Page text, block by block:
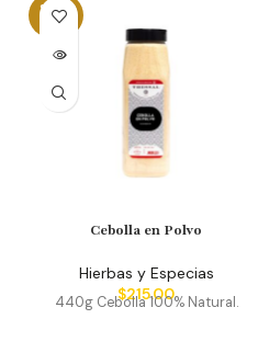
SOLD
OUT
Cebolla en Polvo
Hierbas y Especias
$215.00
440g Cebolla 100% Natural.